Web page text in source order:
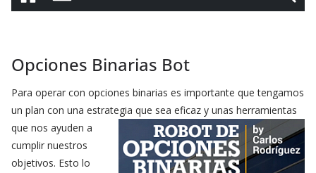
Opciones Binarias Bot
Para operar con opciones binarias es importante que tengamos
un plan con una estrategia que sea eficaz y unas herramientas
que nos ayuden a
cumplir nuestros
objetivos. Esto lo